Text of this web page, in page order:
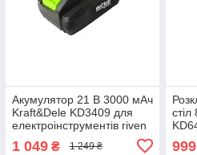
Акумулятор 21 В 3000 мАч
Kraft&Dele KD3409 для
електроінструментів riven
1 049₴ 1 249 ₴
riven
999